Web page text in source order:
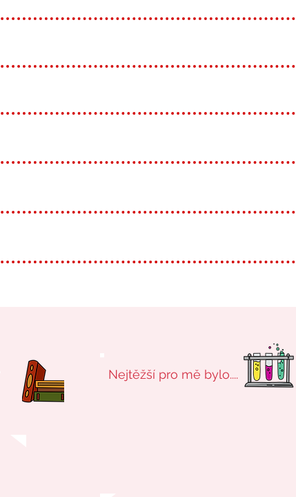
Nejtěžší pro mě bylo....